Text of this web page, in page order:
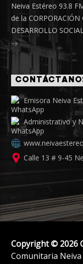
Neiva Estéreo 93.8
de la
DESARROLLO
Emisora Neiva
Administrativo y
Calle 13 # 9-45
Copyright © 2026
Comunitaria Neiva